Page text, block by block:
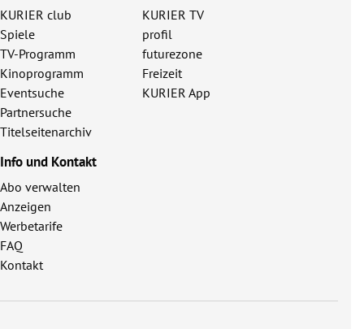
KURIER club
Spiele
TV-Programm
Kinoprogramm
Eventsuche
Partnersuche
Titelseitenarchiv
KURIER TV
profil
futurezone
Freizeit
KURIER App
Info und Kontakt
Abo verwalten
Anzeigen
Werbetarife
FAQ
Kontakt